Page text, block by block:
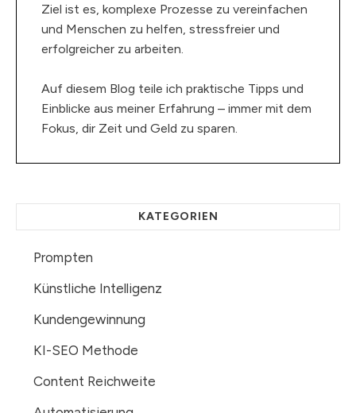
Ziel ist es, komplexe Prozesse zu vereinfachen
und Menschen zu helfen, stressfreier und
erfolgreicher zu arbeiten.
Auf diesem Blog teile ich praktische Tipps und
Einblicke aus meiner Erfahrung – immer mit dem
Fokus, dir Zeit und Geld zu sparen.
KATEGORIEN
Prompten
Künstliche Intelligenz
Kundengewinnung
KI-SEO Methode
Content Reichweite